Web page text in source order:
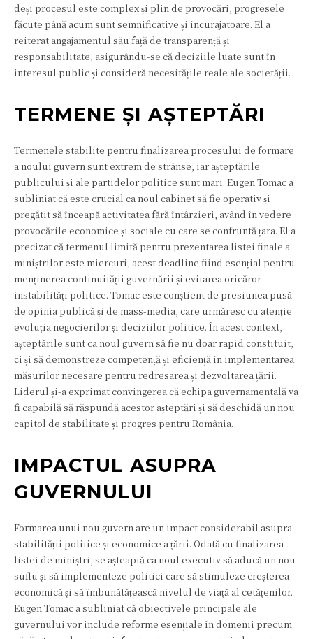
deși procesul este complex și plin de provocări, progresele
făcute până acum sunt semnificative și încurajatoare. El a
reiterat angajamentul său față de transparență și
responsabilitate, asigurându-se că deciziile luate sunt în
interesul public și consideră necesitățile reale ale societății.
TERMENE ȘI AȘTEPTĂRI
Termenele stabilite pentru finalizarea procesului de formare
a noului guvern sunt extrem de strânse, iar așteptările
publicului și ale partidelor politice sunt mari. Eugen Tomac a
subliniat că este crucial ca noul cabinet să fie operativ și
pregătit să înceapă activitatea fără întârzieri, având în vedere
provocările economice și sociale cu care se confruntă țara. El a
precizat că termenul limită pentru prezentarea listei finale a
miniștrilor este miercuri, acest deadline fiind esențial pentru
menținerea continuității guvernării și evitarea oricăror
instabilități politice. Tomac este conștient de presiunea pusă
de opinia publică și de mass-media, care urmăresc cu atenție
evoluția negocierilor și deciziilor politice. În acest context,
așteptările sunt ca noul guvern să fie nu doar rapid constituit,
ci și să demonstreze competență și eficiență în implementarea
măsurilor necesare pentru redresarea și dezvoltarea țării.
Liderul și-a exprimat convingerea că echipa guvernamentală va
fi capabilă să răspundă acestor așteptări și să deschidă un nou
capitol de stabilitate și progres pentru România.
IMPACTUL ASUPRA
GUVERNULUI
Formarea unui nou guvern are un impact considerabil asupra
stabilității politice și economice a țării. Odată cu finalizarea
listei de miniștri, se așteaptă ca noul executiv să aducă un nou
suflu și să implementeze politici care să stimuleze creșterea
economică și să îmbunătățească nivelul de viață al cetățenilor.
Eugen Tomac a subliniat că obiectivele principale ale
guvernului vor include reforme esențiale în domenii precum